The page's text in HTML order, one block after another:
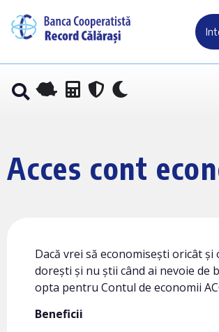
Acces cont
Dacă vrei să economisești oricât și
dorești și nu știi când ai nevoie de
opta pentru Contul de economii
Beneficii